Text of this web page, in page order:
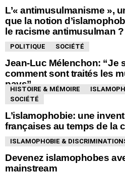
L’« antimusulmanisme »,
que la notion
le racisme antimusulman ?
POLITIQUE SOCIÉTÉ
Jean-Luc Mélenchon: “Je
comment sont traités les
pays”
HISTOIRE & MÉMOIRE
SOCIÉTÉ
L’islamophobie: une
françaises au temps de la
ISLAMOPHOBIE &
Devenez islamophobes
mainstream